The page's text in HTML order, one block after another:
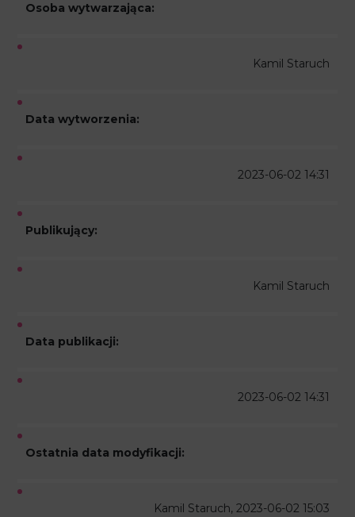
Osoba wytwarzająca:
Kamil Staruch
Data wytworzenia:
2023-06-02 14:31
Publikujący:
Kamil Staruch
Data publikacji:
2023-06-02 14:31
Ostatnia data modyfikacji:
Kamil Staruch, 2023-06-02 15:03